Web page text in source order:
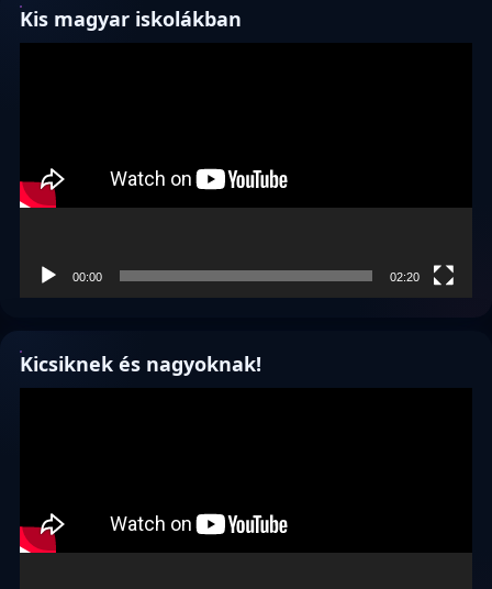
Kis magyar iskolákban
00:00 02:20
Kicsiknek és nagyoknak!